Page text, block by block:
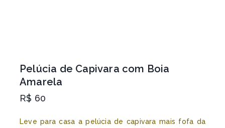
Pelúcia de Capivara com Boia
Amarela
R$ 60
Leve para casa a pelúcia de capivara mais fofa da